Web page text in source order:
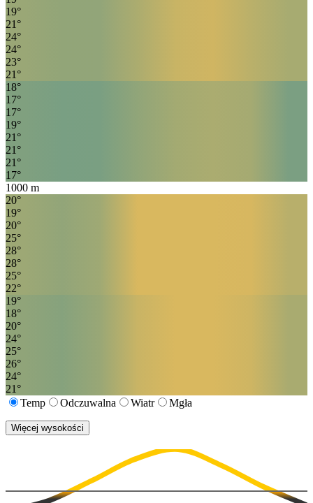
19°
21 °
24°
24°
23°
21 °
18°
17°
17°
19°
21 °
21 °
21 °
17°
1000 m
20°
19°
20°
25°
28°
28°
25°
22°
19°
18°
20°
24°
25°
26°
24°
21 °
Temp
Odczuwalna Wiatr Mgła
Więcej wysokości